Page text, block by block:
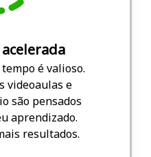
é valioso.
videoaulas e
são pensados
aprendizado.
resultados.